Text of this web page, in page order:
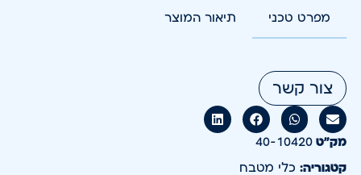
מפרט טכני תיאור המוצר
צור קשר
מק״ט 40-10420
קטגוריה: כלי מטבח